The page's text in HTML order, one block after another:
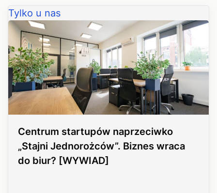
Tylko u nas
Centrum startupów naprzeciwko
„Stajni Jednorożców”. Biznes wraca
do biur? [WYWIAD]